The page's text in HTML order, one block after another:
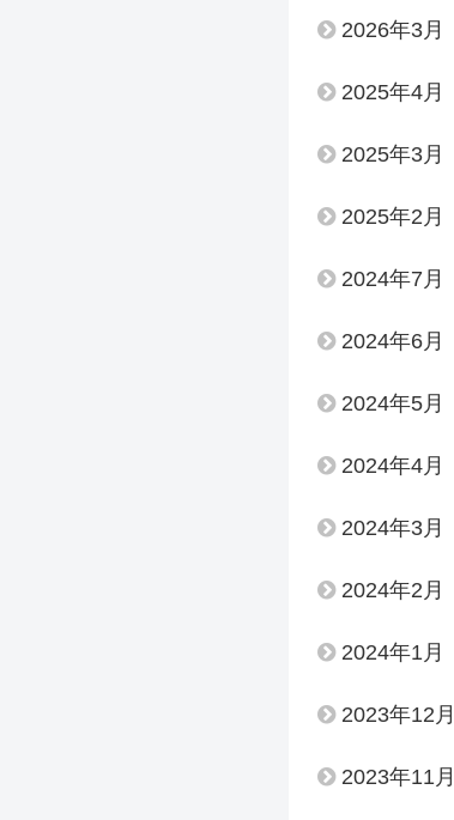
2026年3月
2025年4月
2025年3月
2025年2月
2024年7月
2024年6月
2024年5月
2024年4月
2024年3月
2024年2月
2024年1月
2023年12月
2023年11月